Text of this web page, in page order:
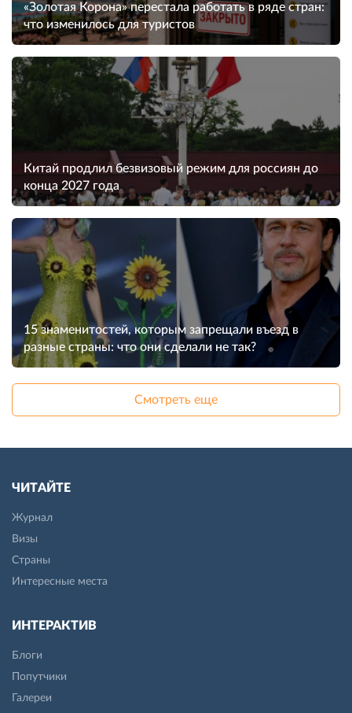
«Золотая Корона» перестала работать в ряде стран:
что изменилось для туристов
Китай продлил безвизовый режим для россиян до
конца 2027 года
15 знаменитостей, которым запрещали въезд в
разные страны: что они сделали не так?
Смотреть еще
ЧИТАЙТЕ
Журнал
Визы
Страны
Интересные места
ИНТЕРАКТИВ
Блоги
Попутчики
Галереи